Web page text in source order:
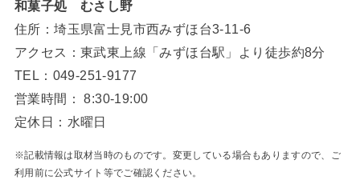
和菓子処 むさし野
住所：埼玉県富士見市西みずほ台3-11-6
アクセス：東武東上線「みずほ台駅」より徒歩約8分
TEL：049-251-9177
営業時間： 8:30-19:00
定休日：水曜日
※記載情報は取材当時のものです。変更している場合もありますので、ご
利用前に公式サイト等でご確認ください。